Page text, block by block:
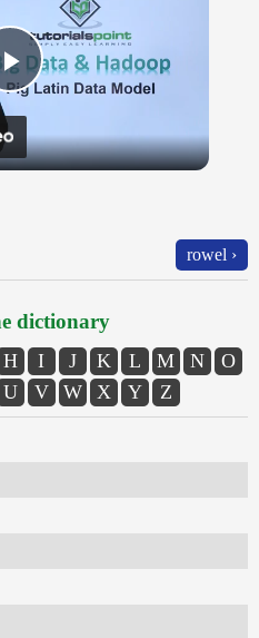
Play
Video
rowel ›
dictionary
H I J K L M N
O
U V W X Y Z